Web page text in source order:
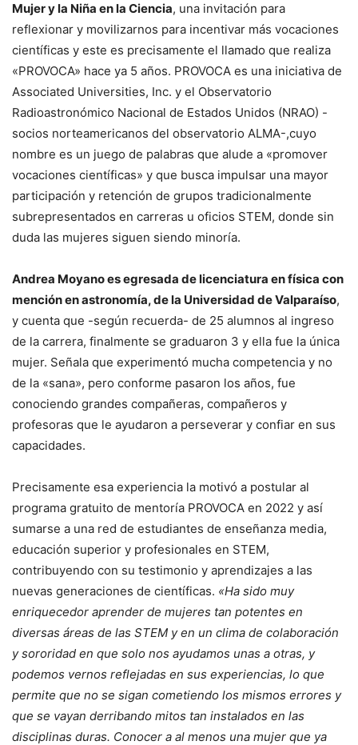
Mujer y la Niña en la Ciencia, una invitación para
reflexionar y movilizarnos para incentivar más vocaciones
científicas y este es precisamente el llamado que realiza
«PROVOCA» hace ya 5 años. PROVOCA es una iniciativa de
Associated Universities, Inc. y el Observatorio
Radioastronómico Nacional de Estados Unidos (NRAO) -
socios norteamericanos del observatorio ALMA-,cuyo
nombre es un juego de palabras que alude a «promover
vocaciones científicas» y que busca impulsar una mayor
participación y retención de grupos tradicionalmente
subrepresentados en carreras u oficios STEM, donde sin
duda las mujeres siguen siendo minoría.
Andrea Moyano es egresada de licenciatura en física con
mención en astronomía, de la Universidad de Valparaíso,
y cuenta que -según recuerda- de 25 alumnos al ingreso
de la carrera, finalmente se graduaron 3 y ella fue la única
mujer. Señala que experimentó mucha competencia y no
de la «sana», pero conforme pasaron los años, fue
conociendo grandes compañeras, compañeros y
profesoras que le ayudaron a perseverar y confiar en sus
capacidades.
Precisamente esa experiencia la motivó a postular al
programa gratuito de mentoría PROVOCA en 2022 y así
sumarse a una red de estudiantes de enseñanza media,
educación superior y profesionales en STEM,
contribuyendo con su testimonio y aprendizajes a las
nuevas generaciones de científicas. «Ha sido muy
enriquecedor aprender de mujeres tan potentes en
diversas áreas de las STEM y en un clima de colaboración
y sororidad en que solo nos ayudamos unas a otras, y
podemos vernos reflejadas en sus experiencias, lo que
permite que no se sigan cometiendo los mismos errores y
que se vayan derribando mitos tan instalados en las
disciplinas duras. Conocer a al menos una mujer que ya